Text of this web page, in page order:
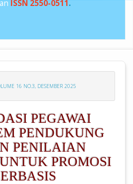
ISSN 2550-0511.
16 NO.3, DESEMBER 2025
PEGAWAI
PENDUKUNG
PENILAIAN
PROMOSI